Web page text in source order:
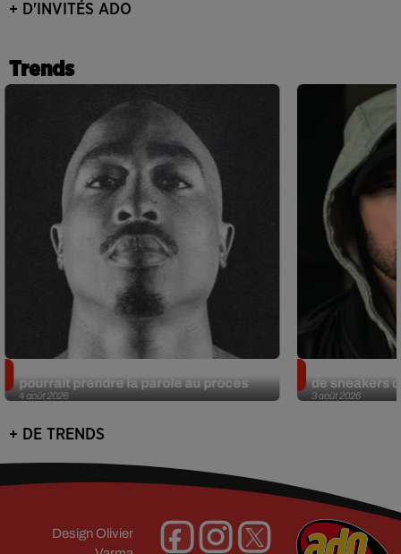
+ D'INVITÉS ADO
Trends
4 août 2026
pourrait prendre la parole au procès
3 août 2026
de sneakers
+ DE TRENDS
Design Olivier